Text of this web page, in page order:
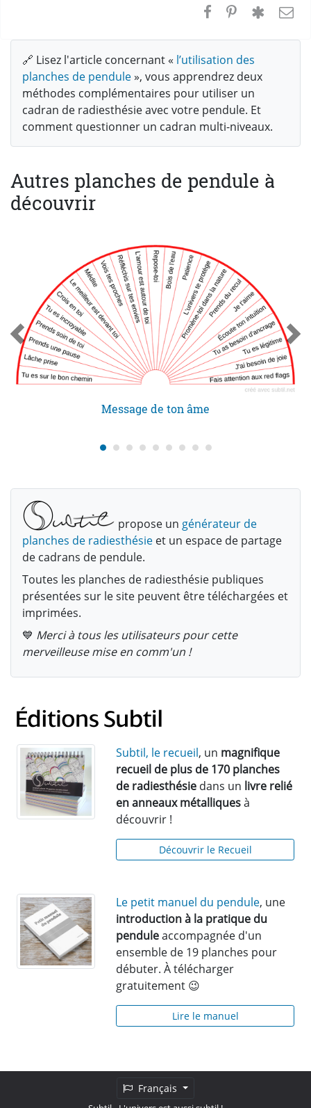
🔗 Lisez l'article concernant « l’utilisation des
planches de pendule», vous apprendrez deux
méthodes complémentaires pour utiliser un
cadran de radiesthésie avec votre pendule. Et
comment questionner un cadran multi-niveaux.
Autres planches de pendule à
découvrir
Message de ton âme
propose un générateur de
planches de radiesthésie et un espace de partage
de cadrans de pendule.
Toutes les planches de radiesthésie publiques
présentées sur le site peuvent être téléchargées et
imprimées.
💙 Merci à tous les utilisateurs pour cette
merveilleuse mise en comm'un !
Subtil, le recueil, un magnifique
recueil de plus de 170 planches
de radiesthésie dans un livre relié
en anneaux métalliquesà
découvrir !
Découvrir le Recueil
Le petit manuel du pendule, une
introduction à la pratique du
penduleaccompagnée d'un
ensemble de 19 planches pour
débuter. À télécharger
gratuitement 😉
Lire le manuel
Français